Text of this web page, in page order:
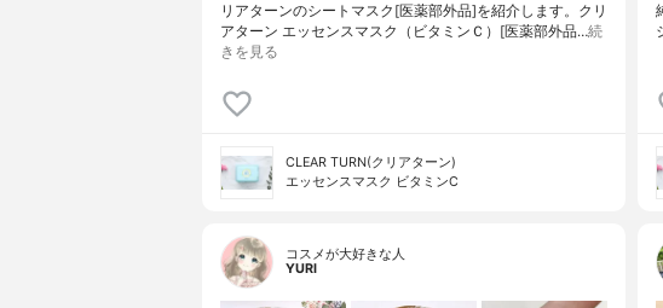
リアターンのシートマスク[医薬部外品]を紹介します。クリ
アターン エッセンスマスク（ビタミンＣ）[医薬部外品…続
きを見る
CLEAR TURN(クリアターン)
エッセンスマスク ビタミンC
コスメが大好きな人
YURI